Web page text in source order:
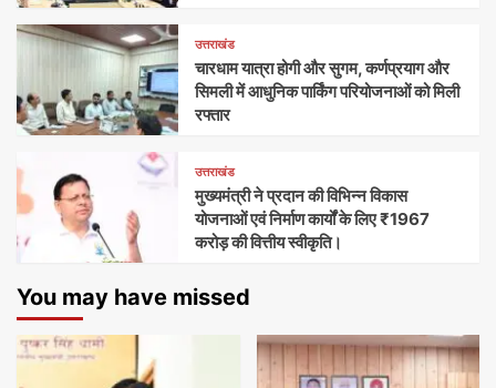
उत्तराखंड
चारधाम यात्रा होगी और सुगम, कर्णप्रयाग और
सिमली में आधुनिक पार्किंग परियोजनाओं को मिली
रफ्तार
उत्तराखंड
मुख्यमंत्री ने प्रदान की विभिन्न विकास
योजनाओं एवं निर्माण कार्यों के लिए ₹1967
करोड़ की वित्तीय स्वीकृति।
You may have missed